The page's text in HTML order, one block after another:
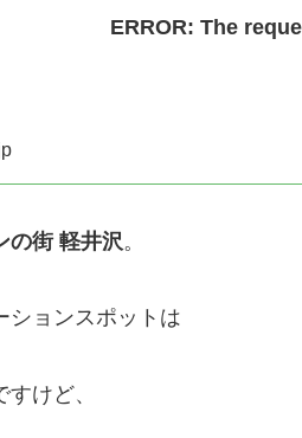
ERROR: The
の街 軽井沢 。
ションスポットは
けど、